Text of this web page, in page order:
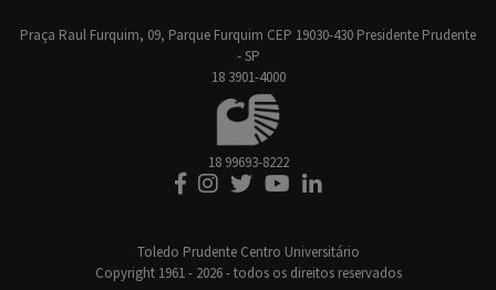
Praça Raul Furquim, 09, Parque Furquim CEP 19030-430 Presidente Prudente
- SP
18 3901-4000
18 99693-8222
Toledo Prudente Centro Universitário
Copyright 1961 - 2026 - todos os direitos reservados